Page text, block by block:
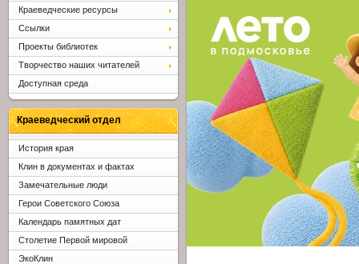
Краеведческие ресурсы
Ссылки
Проекты библиотек
Творчество наших читателей
Доступная среда
Краеведческий отдел
История края
Клин в документах и фактах
Замечательные люди
Герои Советского Союза
Календарь памятных дат
Столетие Первой мировой
ЭкоКлин